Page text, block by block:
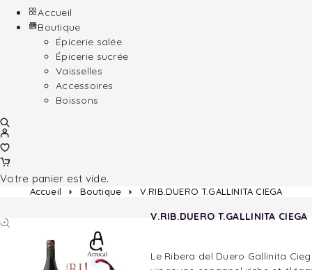
Accueil
Boutique
Épicerie salée
Épicerie sucrée
Vaisselles
Accessoires
Boissons
Votre panier est vide.
Accueil Boutique V.RIB.DUERO T.GALLINITA CIEGA
V.RIB.DUERO T.GALLINITA CIEGA
Le Ribera del Duero Gallinita